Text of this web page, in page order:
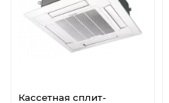
Кассетная сплит-